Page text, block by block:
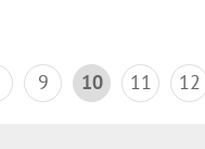
9 10 11 12